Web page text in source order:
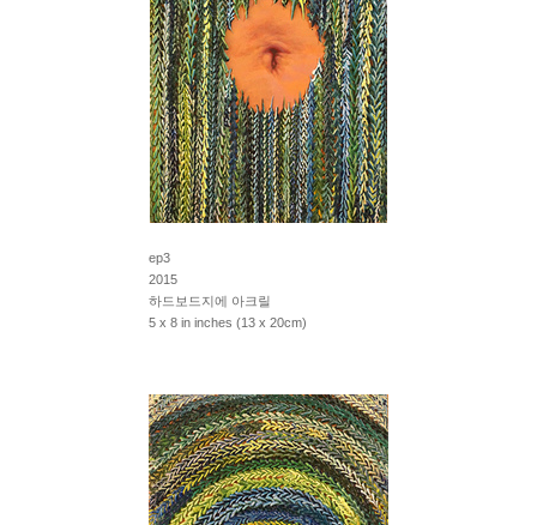
ep3
2015
하드보드지에 아크릴
5 x 8 in inches (13 x 20cm)